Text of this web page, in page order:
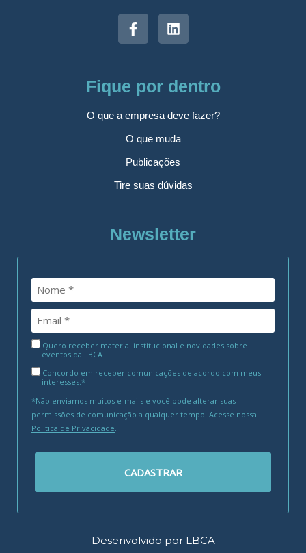
Fique por dentro
O que a empresa deve fazer?
O que muda
Publicações
Tire suas dúvidas
Newsletter
Quero receber material institucional e novidades sobre
eventos da LBCA
Concordo em receber comunicações de acordo com meus
interesses.*
*Não enviamos muitos e-mails e você pode alterar suas
permissões de comunicação a qualquer tempo. Acesse nossa
Política de Privacidade.
CADASTRAR
Desenvolvido por LBCA